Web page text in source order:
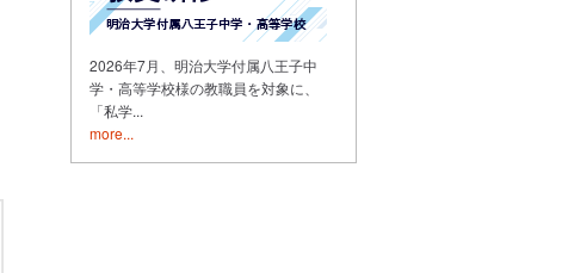
2026年7月、明治大学付属八王子中
学・高等学校様の教職員を対象に、
「私学...
more...